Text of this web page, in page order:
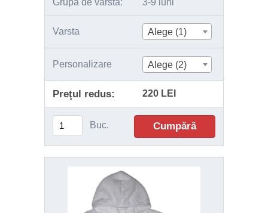
Grupa de varsta: 3-9 luni
Varsta Alege (1)
Personalizare Alege (2)
Preţul redus: 220 LEI
Buc.